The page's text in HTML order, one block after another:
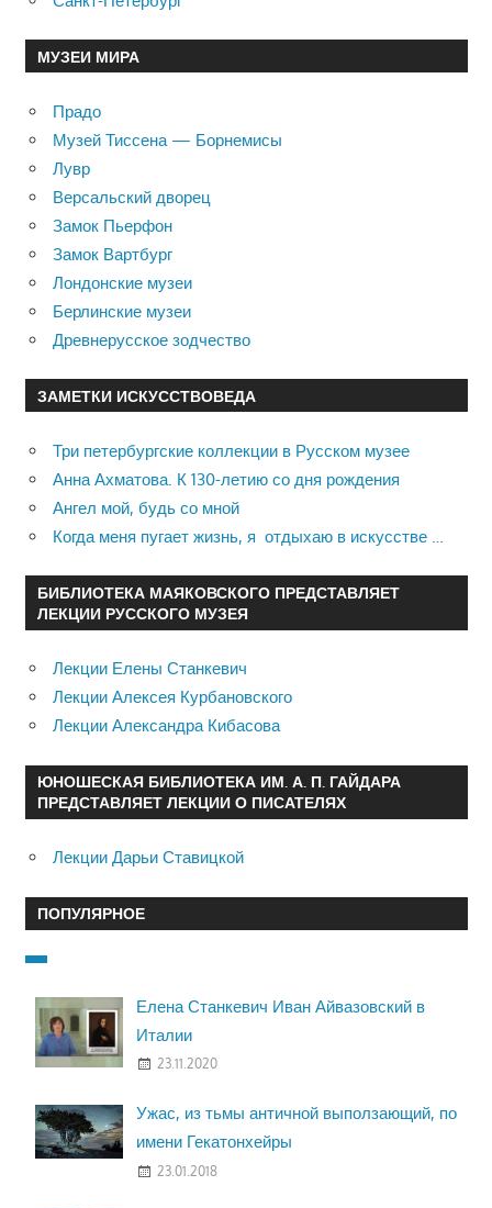
МУЗЕИ МИРА
Прадо
Музей Тиссена — Борнемисы
Лувр
Версальский дворец
Замок Пьерфон
Замок Вартбург
Лондонские музеи
Берлинские музеи
Древнерусское зодчество
ЗАМЕТКИ ИСКУССТВОВЕДА
Три петербургские коллекции в Русском музее
Анна Ахматова. К 130-летию со дня рождения
Ангел мой, будь со мной
Когда меня пугает жизнь, я отдыхаю в искусстве …
БИБЛИОТЕКА МАЯКОВСКОГО ПРЕДСТАВЛЯЕТ
ЛЕКЦИИ РУССКОГО МУЗЕЯ
Лекции Елены Станкевич
Лекции Алексея Курбановского
Лекции Александра Кибасова
ЮНОШЕСКАЯ БИБЛИОТЕКА ИМ. А. П. ГАЙДАРА
ПРЕДСТАВЛЯЕТ ЛЕКЦИИ О ПИСАТЕЛЯХ
Лекции Дарьи Ставицкой
ПОПУЛЯРНОЕ
Елена Станкевич Иван Айвазовский в
Италии
23.11.2020
Ужас, из тьмы античной выползающий, по
имени Гекатонхейры
23.01.2018